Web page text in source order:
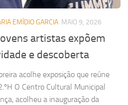
EMÍDIO GARCIA MAIO 9, 2026
artistas expõem
e descoberta
acolhe exposição que reúne
O Centro Cultural Municipal
acolheu a inauguração da